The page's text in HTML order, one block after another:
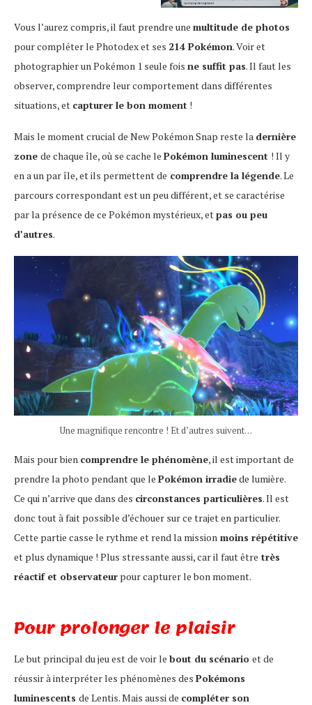
Vous l’aurez compris, il faut prendre une multitude de photos
pour compléter le Photodex et ses 214 Pokémon. Voir et
photographier un Pokémon 1 seule fois ne suffit pas. Il faut les
observer, comprendre leur comportement dans différentes
situations, et capturer le bon moment !
Mais le moment crucial de New Pokémon Snap reste la dernière
zone de chaque île, où se cache le Pokémon luminescent ! Il y
en a un par île, et ils permettent de comprendre la légende. Le
parcours correspondant est un peu différent, et se caractérise
par la présence de ce Pokémon mystérieux, etpas ou peu
d’autres.
Une magnifique rencontre ! Et d’autres suivent…
Mais pour bien comprendre le phénomène, il est important de
prendre la photo pendant que le Pokémon irradiede lumière.
Ce qui n’arrive que dans des circonstances particulières. Il est
donc tout à fait possible d’échouer sur ce trajet en particulier.
Cette partie casse le rythme et rend la mission moins répétitive
et plus dynamique ! Plus stressante aussi, car il faut être très
réactif et observateur pour capturer le bon moment.
Pour prolonger le plaisir
Le but principal du jeu est de voir le bout du scénario et de
réussir à interpréter les phénomènes des Pokémons
luminescents de Lentis. Mais aussi de compléter son